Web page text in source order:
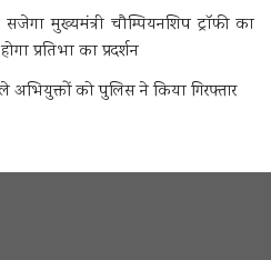
मुख्यमंत्री चौम्पियनशिप ट्रॉफी का
प्रतिभा का प्रदर्शन
को पुलिस ने किया गिरफ्तार